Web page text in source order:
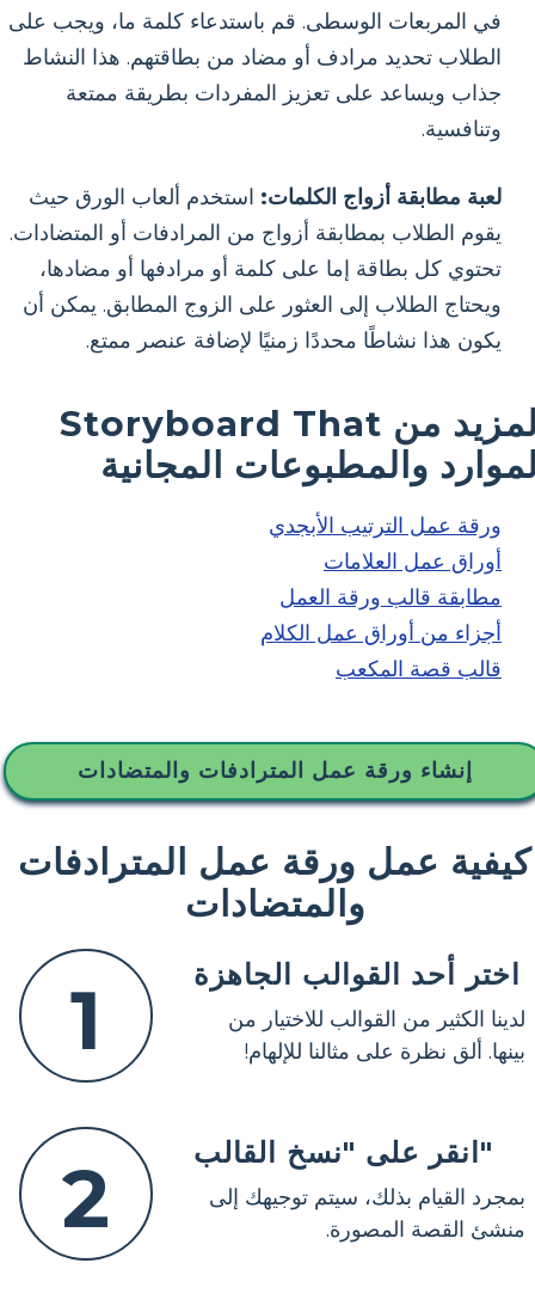
في المربعات الوسطى. قم باستدعاء كلمة ما، ويجب على
الطلاب تحديد مرادف أو مضاد من بطاقتهم. هذا النشاط
جذاب ويساعد على تعزيز المفردات بطريقة ممتعة
وتنافسية.
لعبة مطابقة أزواج الكلمات: استخدم ألعاب الورق حيث
يقوم الطلاب بمطابقة أزواج من المرادفات أو المتضادات.
تحتوي كل بطاقة إما على كلمة أو مرادفها أو مضادها،
ويحتاج الطلاب إلى العثور على الزوج المطابق. يمكن أن
يكون هذا نشاطًا محددًا زمنيًا لإضافة عنصر ممتع.
المزيد من Storyboard That
والمطبوعات المجانية
ورقة عمل الترتيب الأبجدي
أوراق عمل العلامات
مطابقة قالب ورقة العمل
أجزاء من أوراق عمل الكلام
قالب قصة المكعب
إنشاء ورقة عمل المترادفات والمتضادات
كيفية عمل ورقة عمل المترادفات
والمتضادات
1 اختر أحد القوالب الجاهزة
لدينا الكثير من القوالب للاختيار من
بينها. ألق نظرة على مثالنا للإلهام!
2 انقر على "نسخ القالب"
بمجرد القيام بذلك، سيتم توجيهك إلى
منشئ القصة المصورة.